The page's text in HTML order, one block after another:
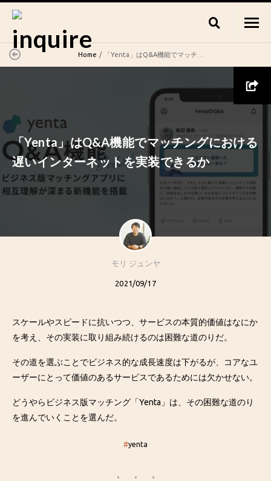
Home 「Yenta」はQ&A機能でマッチングにおける遅いインターネットを実装できるか
「Yenta」はQ&A機能でマッチングにおける
遅いインターネットを実装できるか
モリ ジュンヤ
2021/09/17
スケールやスピードに抗いつつ、サービスの本質的価値はなにか
を考え、その実装に取り組み続けるのは困難な道のりだ。
その道を選ぶことでビジネス的な成長速度は下がるが、コアなユ
ーザーにとって価値のあるサービスであるためには欠かせない。
どうやらビジネス版マッチング「Yenta」は、その困難な道のり
を進んでいくことを選んだ。
#yenta